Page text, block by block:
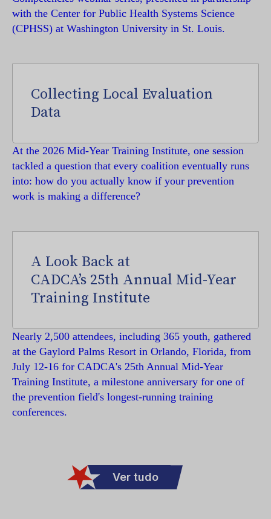
with the Center for Public Health Systems Science
(CPHSS) at Washington University in St. Louis.
Collecting Local Evaluation
Data
At the 2026 Mid-Year Training Institute, one session
tackled a question that every coalition eventually runs
into: how do you actually know if your prevention
work is making a difference?
A Look Back at
CADCA’s 25th Annual Mid-Year
Training Institute
Nearly 2,500 attendees, including 365 youth, gathered
at the Gaylord Palms Resort in Orlando, Florida, from
July 12-16 for CADCA's 25th Annual Mid-Year
Training Institute, a milestone anniversary for one of
the prevention field's longest-running training
conferences.
Ver tudo